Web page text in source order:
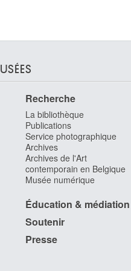
Roger
(Pays-Bas) 1748 - 1805
1848 - ?
Charles
(France) 1898 -¨Paris (France)
[LOANed Artworks]
de-Cubzac, Gironde (France) 1860 -
Recherche
La bibliothèque
Publications
Service photographique
Archives
Archives de l'Art
contemporain en Belgique
Musée numérique
Éducation & médiation
Soutenir
Presse